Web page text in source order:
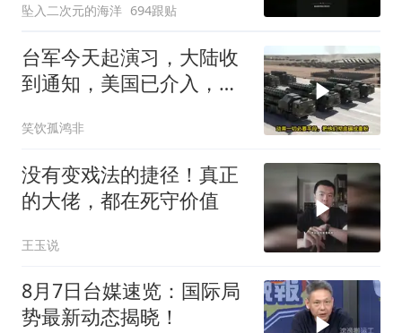
坠入二次元的海洋 694跟贴
台军今天起演习，大陆收
到通知，美国已介入，日
笑饮孤鸿非
没有变戏法的捷径！真正
的大佬，都在死守价值
王玉说
8月7日台媒速览：国际局
势最新动态揭晓！